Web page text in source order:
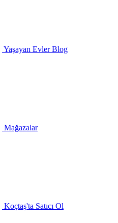
Yaşayan Evler Blog
Mağazalar
Koçtaş'ta Satıcı Ol